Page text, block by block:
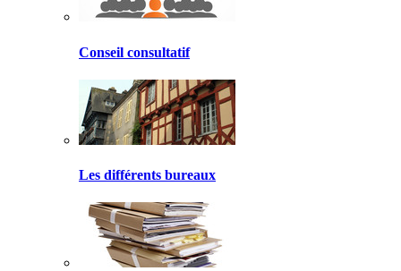
Conseil consultatif
Les différents bureaux